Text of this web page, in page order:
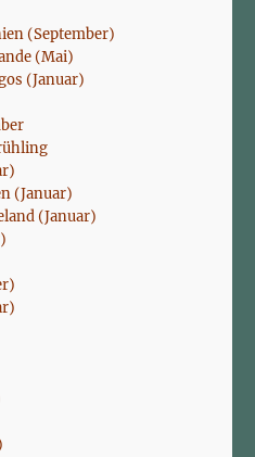
(September)
(Mai)
(Januar)
(Januar)
(Januar)